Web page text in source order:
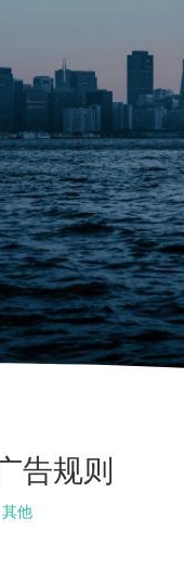
告规则
其他